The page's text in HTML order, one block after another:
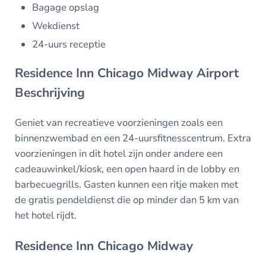
Bagage opslag
Wekdienst
24-uurs receptie
Residence Inn Chicago Midway Airport
Beschrijving
Geniet van recreatieve voorzieningen zoals een
binnenzwembad en een 24-uursfitnesscentrum. Extra
voorzieningen in dit hotel zijn onder andere een
cadeauwinkel/kiosk, een open haard in de lobby en
barbecuegrills. Gasten kunnen een ritje maken met
de gratis pendeldienst die op minder dan 5 km van
het hotel rijdt.
Residence Inn Chicago Midway